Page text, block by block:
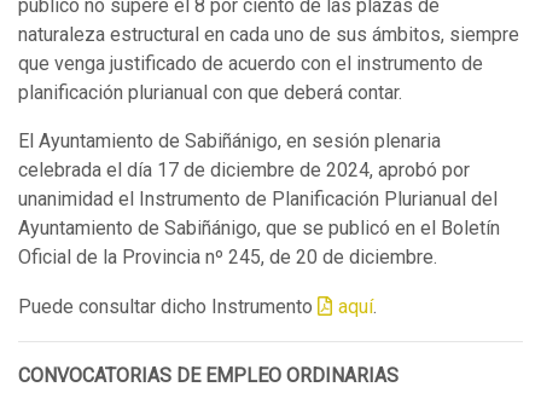
público no supere el 8 por ciento de las plazas de
naturaleza estructural en cada uno de sus ámbitos, siempre
que venga justificado de acuerdo con el instrumento de
planificación plurianual con que deberá contar.
El Ayuntamiento de Sabiñánigo, en sesión plenaria
celebrada el día 17 de diciembre de 2024, aprobó por
unanimidad el Instrumento de Planificación Plurianual del
Ayuntamiento de Sabiñánigo, que se publicó en el Boletín
Oficial de la Provincia nº 245, de 20 de diciembre.
Puede consultar dicho Instrumento aquí.
CONVOCATORIAS DE EMPLEO ORDINARIAS